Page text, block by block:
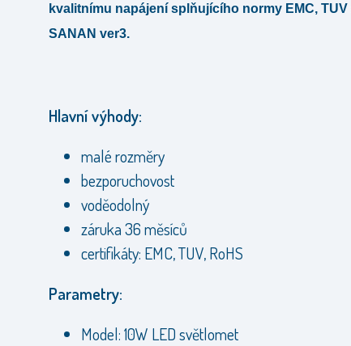
kvalitnímu napájení splňujícího normy EMC, TUV
SANAN ver3.
Hlavní výhody:
malé rozměry
bezporuchovost
voděodolný
záruka 36 měsíců
certifikáty: EMC, TUV, RoHS
Parametry:
Model: 10W LED světlomet